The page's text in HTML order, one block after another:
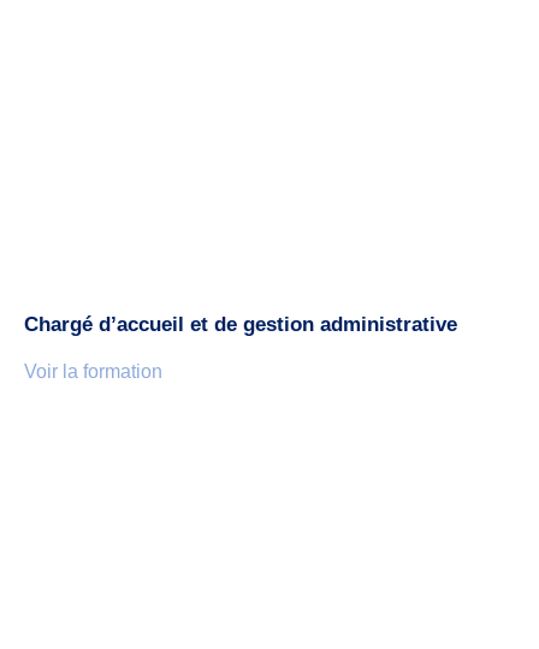
Chargé d’accueil et de gestion administrative
Voir la formation